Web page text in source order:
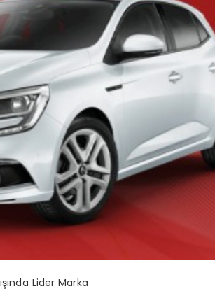
Lider Marka